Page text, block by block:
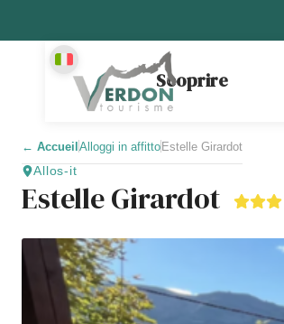
Scoprire
← AccueilAlloggi in affittoEstelle Girardot
Allos-it
Estelle Girardot